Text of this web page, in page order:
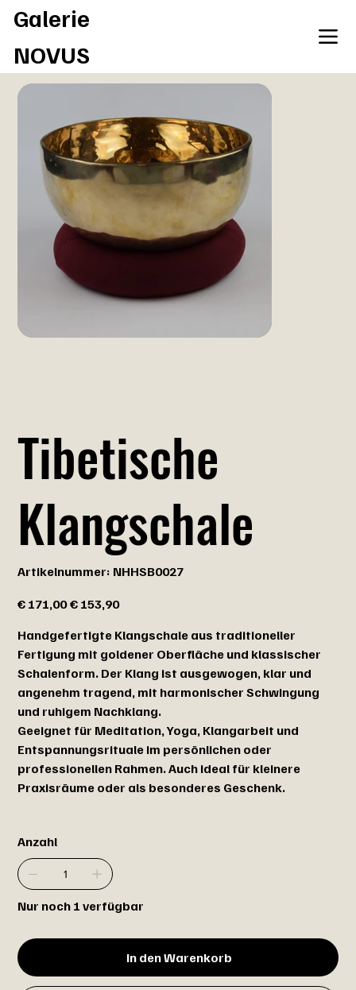
Galerie
NOVUS
Tibetische
Klangschale
Artikelnummer:
NHHSB0027
NHHSB0027
Preis
€ 171,00 € 153,90
Handgefertigte Klangschale aus traditioneller
Fertigung mit goldener Oberfläche und klassischer
Schalenform. Der Klang ist ausgewogen, klar und
angenehm tragend, mit harmonischer Schwingung
und ruhigem Nachklang.
Geeignet für Meditation, Yoga, Klangarbeit und
Entspannungsrituale im persönlichen oder
professionellen Rahmen. Auch ideal für kleinere
Praxisräume oder als besonderes Geschenk.
Anzahl
Nur noch 1 verfügbar
In den Warenkorb